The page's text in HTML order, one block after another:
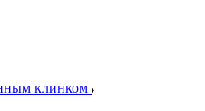
клинком